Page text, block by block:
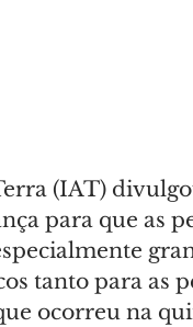
(IAT)
para que as
tanto para as
ocorreu na